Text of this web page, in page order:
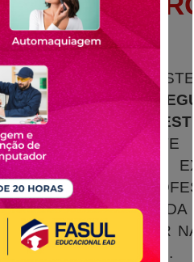
IMPORTANTE:
VÁLIDO PARA
ENTRADA DE
BRASIL. ESTE
DIRECIONADO
PARA
PROFISSIONAIS
DESEJAM ATUAR
PROVA DO ENEM.